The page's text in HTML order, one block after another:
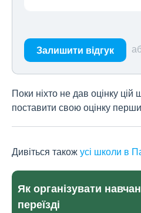
Залишити відгук
Поки ніхто не дав оцінку цій
поставити свою оцінку
Дивіться такожусі школи в
Як організувати
переїзді